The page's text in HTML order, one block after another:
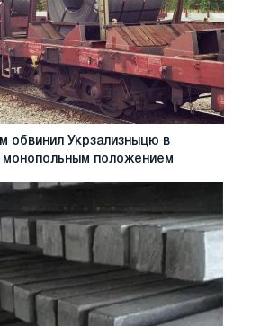
обвинил Укрзализныцю в
монопольным положением